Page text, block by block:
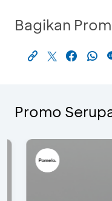
Bagikan
Promo